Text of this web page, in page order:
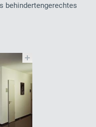
behindertengerechtes